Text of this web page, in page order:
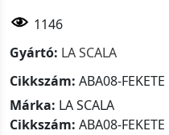
1146
Gyártó: LA SCALA
Cikkszám: ABA08-FEKETE
Márka: LA SCALA
Cikkszám: ABA08-FEKETE